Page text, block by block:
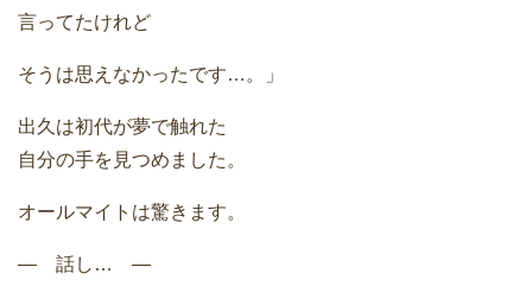
言ってたけれど
そうは思えなかったです…。」
出久は初代が夢で触れた
自分の手を見つめました。
オールマイトは驚きます。
― 話し… ―